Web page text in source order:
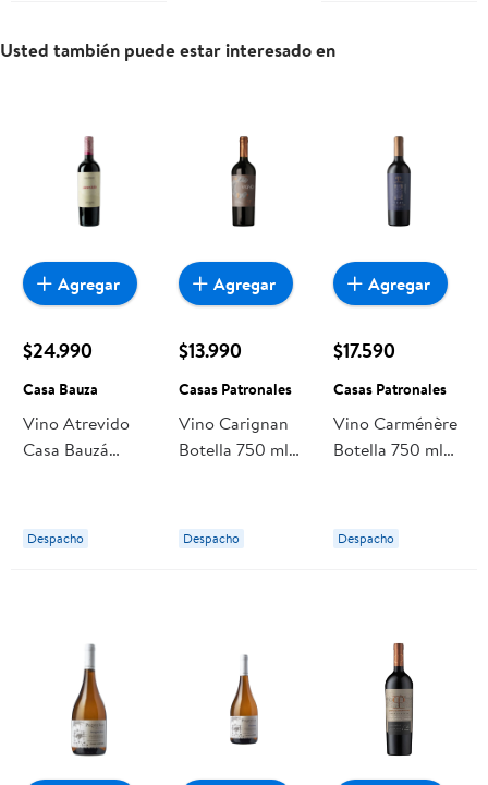
Usted también puede estar interesado en
$24.990
Casa Bauza
Vino Atrevido
Casa Bauzá
Despacho
Agregar
$13.990
Casas Patronales
Vino Carignan
Botella 750 ml
Despacho
Agregar
$17.590
Casas Patronales
Vino Carménère
Botella 750 ml
Despacho
Agregar